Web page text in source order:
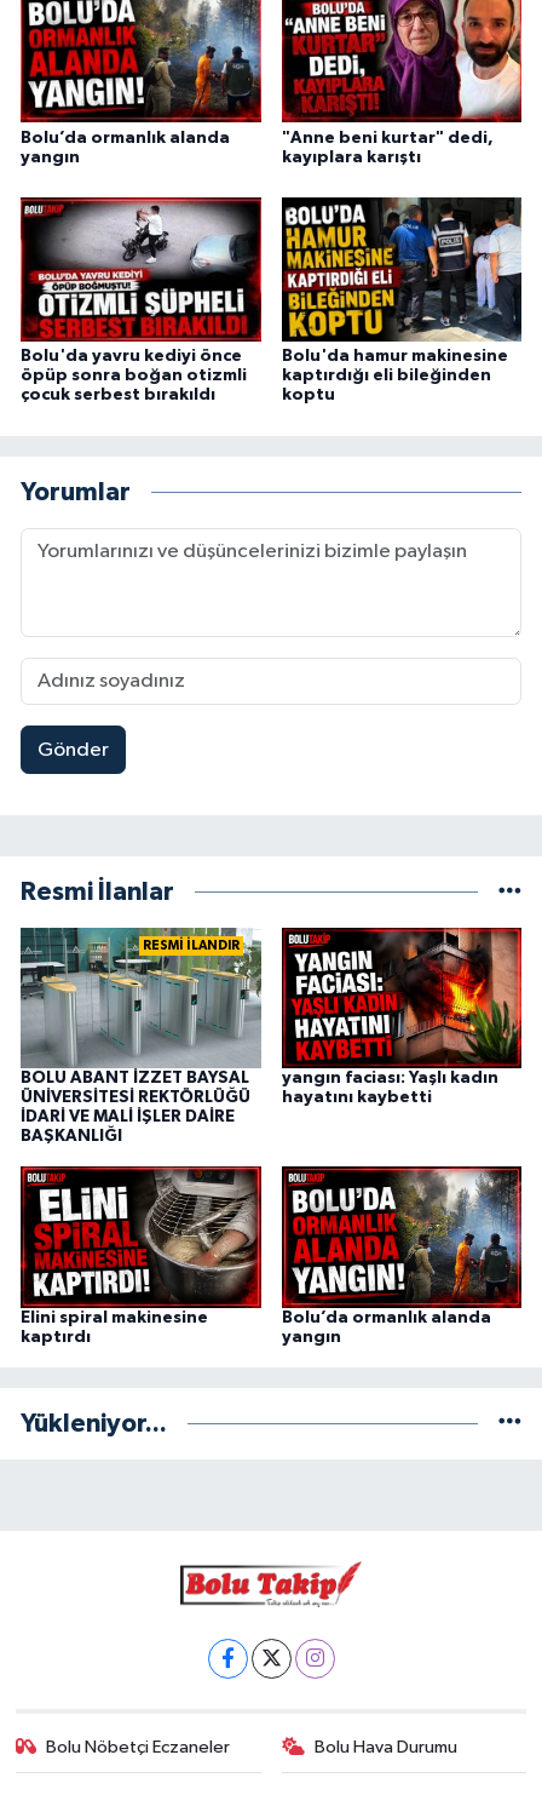
Bolu’da ormanlık alanda
yangın
"Anne beni kurtar" dedi,
kayıplara karıştı
Bolu'da yavru kediyi önce
öpüp sonra boğan otizmli
çocuk serbest bırakıldı
Bolu'da hamur makinesine
kaptırdığı eli bileğinden
koptu
Yorumlar
Gönder
Resmi İlanlar
RESMİ İLANDIR
BOLU ABANT İZZET BAYSAL
ÜNİVERSİTESİ REKTÖRLÜĞÜ
İDARİ VE MALİ İŞLER DAİRE
BAŞKANLIĞI
yangın faciası: Yaşlı kadın
hayatını kaybetti
Elini spiral makinesine
kaptırdı
Bolu’da ormanlık alanda
yangın
Yükleniyor...
Bolu Nöbetçi Eczaneler Bolu Hava Durumu